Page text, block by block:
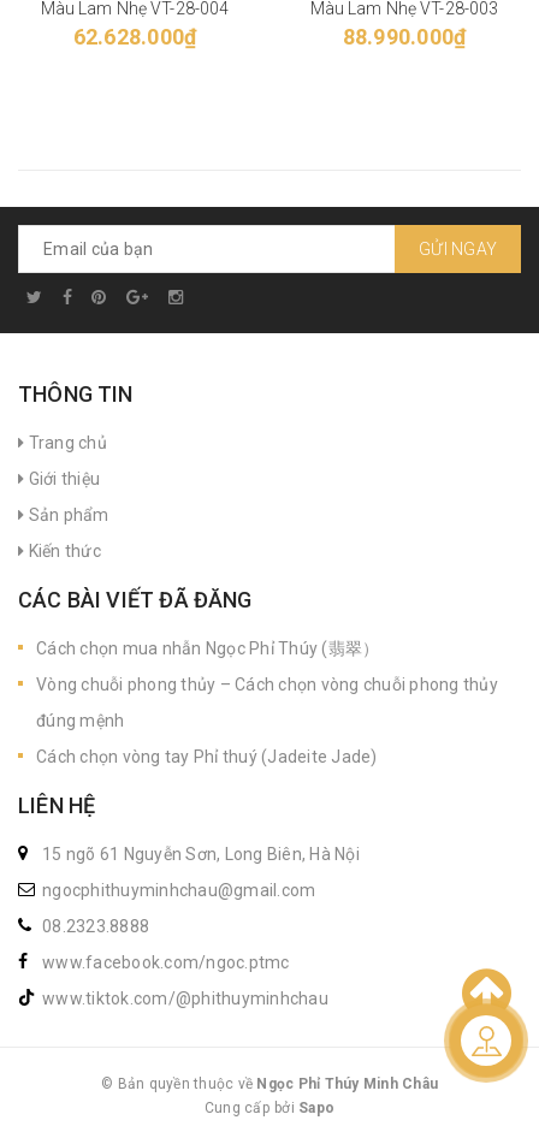
Màu Lam Nhẹ VT-28-004
62.628.000₫
Màu Lam Nhẹ VT-28-003
88.990.000₫
GỬI NGAY
THÔNG TIN
Trang chủ
Giới thiệu
Sản phẩm
Kiến thức
CÁC BÀI VIẾT ĐÃ ĐĂNG
Cách chọn mua nhẫn Ngọc Phỉ Thúy (翡翠）
Vòng chuỗi phong thủy – Cách chọn vòng chuỗi phong thủy
đúng mệnh
Cách chọn vòng tay Phỉ thuý (Jadeite Jade)
LIÊN HỆ
15 ngõ 61 Nguyễn Sơn, Long Biên, Hà Nội
ngocphithuyminhchau@gmail.com
08.2323.8888
www.facebook.com/ngoc.ptmc
www.tiktok.com/@phithuyminhchau
© Bản quyền thuộc về Ngọc Phỉ Thúy Minh Châu
|
Cung cấp bởi Sapo
Liên hệ